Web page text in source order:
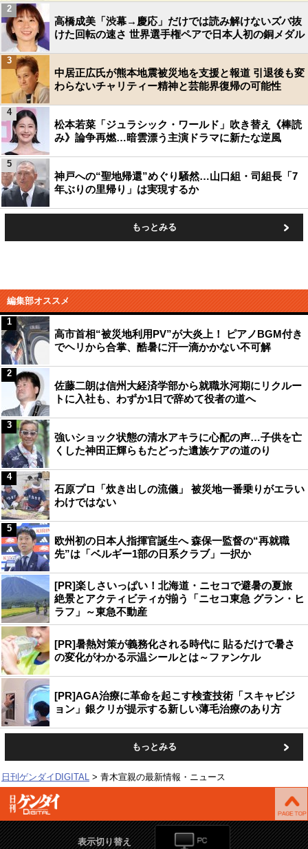
高橋成美「渋幕→慶応」だけでは読み解けないズバ抜
けた回転の速さ 世界選手権ペアで日本人初の銅メダル
2
中居正広氏が熊本地震被災地を支援と報道 引退後も変
わらないチャリティー精神と芸能界復帰の可能性
3
松本若菜「ジュラシック・ワールド」吹き替え《棒読
み》論争再燃…暗雲漂う主演ドラマに新たな逆風
4
神戸への“聖地帰還”めぐり騒然…山口組・司組長「7
年ぶりの里帰り」は実現するか
5
もっとみる
編集部オススメ
高市首相“被災地利用PV”が大炎上！ ピアノBGM付き
でヘリから合掌、酷暑に汗一滴かかない不可解
1
佐藤二朗は信州大経済学部から就職氷河期にリクルー
トに入社も、わずか1日で辞めて役者の道へ
2
強いショック状態の清水アキラに心配の声…子供を亡
くした神田正輝らもたどった遺族ケアの道のり
3
石原プロ「炊き出しの流儀」 被災地一番乗りがエラい
わけではない
4
欧州初の日本人指揮官誕生へ 森保一監督の“再就職
先”は「ベルギー1部の日系クラブ」一択か
5
[PR]楽しさいっぱい！北海道・ニセコで避暑の夏旅
絶景とアクティビティが揃う「ニセコ東急 グラン・ヒ
ラフ」～東急不動産
[PR]暑熱対策が義務化される時代に 貼るだけで暑さ
の変化がわかる示温シールとは～ファンケル
[PR]AGA治療に革命を起こす検査技術「スキャビジ
ョン」銀クリが提示する新しい薄毛治療のあり方
もっとみる
日刊ゲンダイDIGITAL 青木宣親の最新情報・ニュース
表示切り替え